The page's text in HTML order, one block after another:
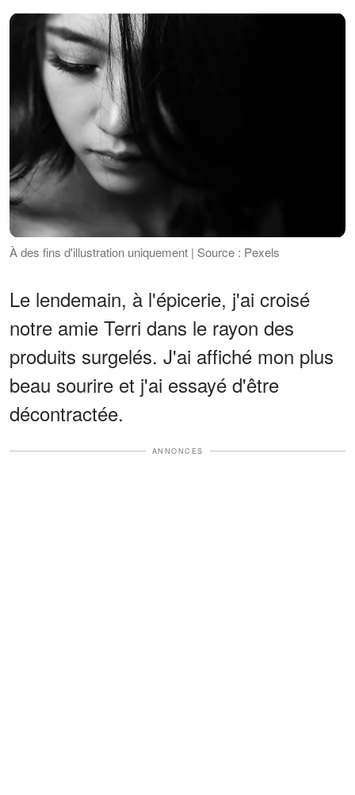
À des fins d'illustration uniquement | Source : Pexels
Le lendemain, à l'épicerie, j'ai croisé
notre amie Terri dans le rayon des
produits surgelés. J'ai affiché mon plus
beau sourire et j'ai essayé d'être
décontractée.
ANNONCES